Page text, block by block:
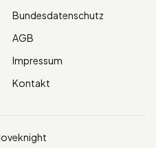
Bundesdatenschutz
AGB
Impressum
Kontakt